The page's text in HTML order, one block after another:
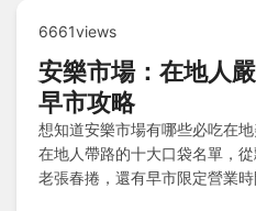
6661views
安樂市場：在地人
早市攻略
想知道安樂市場有哪些必吃在
在地人帶路的十大口袋名單，
老張春捲，還有早市限定營業